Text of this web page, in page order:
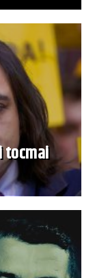
tocmai